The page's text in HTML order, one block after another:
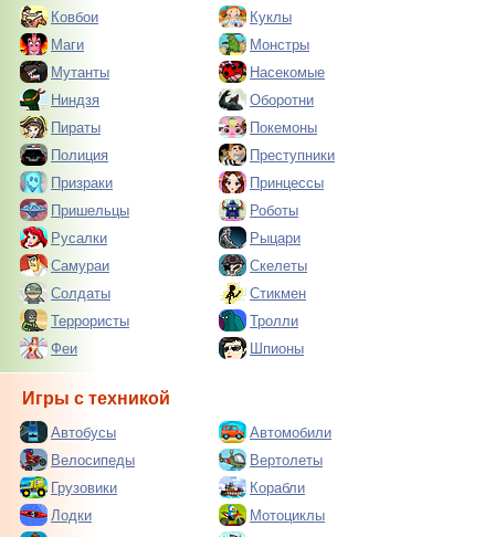
Ковбои
Куклы
Маги
Монстры
Мутанты
Насекомые
Ниндзя
Оборотни
Пираты
Покемоны
Полиция
Преступники
Призраки
Принцессы
Пришельцы
Роботы
Русалки
Рыцари
Самураи
Скелеты
Солдаты
Стикмен
Террористы
Тролли
Феи
Шпионы
Игры с техникой
Автобусы
Автомобили
Велосипеды
Вертолеты
Грузовики
Корабли
Лодки
Мотоциклы